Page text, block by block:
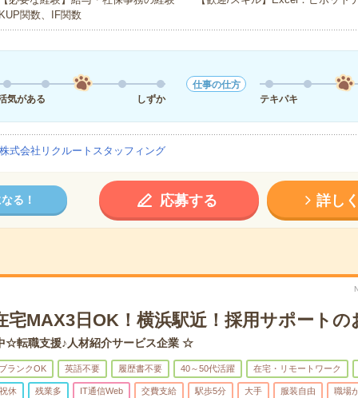
関数、IF関数
気がある しずか
仕事の仕方
テキパキ
株式会社リクルートスタッフィング
る！ 応募する 詳し
宅MAX3日OK！横浜駅近！採用サポートの
☆転職支援♪人材紹介サービス企業 ☆
ランクOK 英語不要 履歴書不要 40～50代活躍 在宅・リモートワーク
休 残業多 IT通信Web 交費支給 駅歩5分 大手 服装自由 職場